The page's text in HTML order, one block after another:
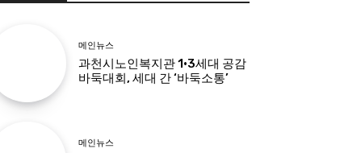
메인뉴스
과천시노인복지관 1·3세대 공감
바둑대회, 세대 간 ‘바둑소통’
메인뉴스